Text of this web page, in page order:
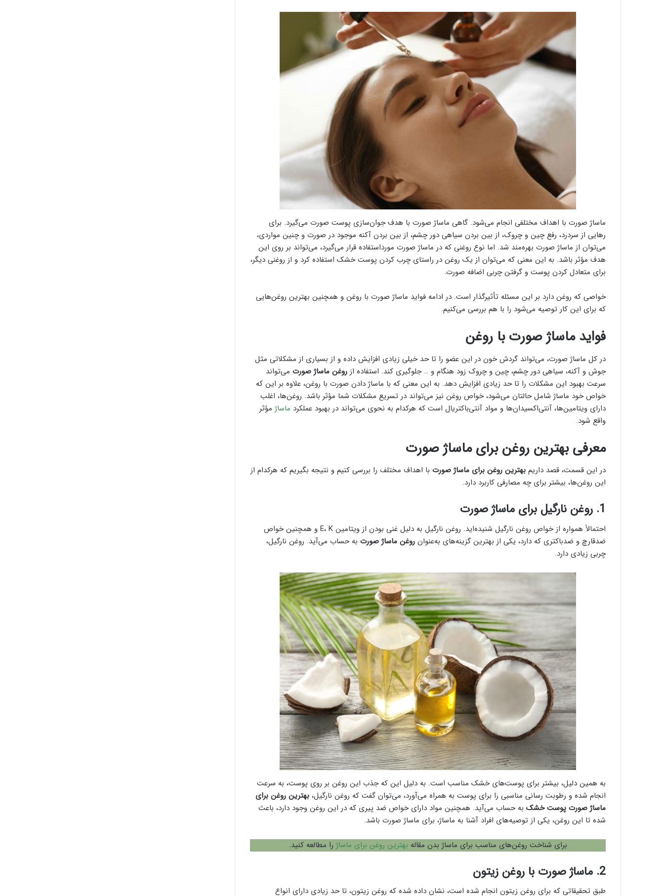
ماساژ صورت با اهداف مختلفی انجام می‌شود. گاهی ماساژ صورت با هدف جوان‌سازی پوست صورت می‌گیرد. برای
رهایی از سردرد، رفع چین و چروک، از بین بردن سیاهی دور چشم، از بین بردن آکنه موجود در صورت و چنین مواردی،
می‌توان از ماساژ صورت بهره‌مند شد. اما نوع روغنی که در ماساژ صورت مورداستفاده قرار می‌گیرد، می‌‌تواند بر روی این
هدف مؤثر باشد. به این معنی که می‌توان از یک روغن در راستای چرب کردن پوست خشک استفاده کرد و از روغنی دیگر،
برای متعادل کردن پوست و گرفتن چربی اضافه صورت.
خواصی که روغن دارد بر این مسئله تأثیرگذار است. در ادامه فواید ماساژ صورت با روغن و همچنین بهترین روغن‌هایی
که برای این کار توصیه می‌شود را با هم بررسی می‌کنیم.
فواید ماساژ صورت با روغن
در کل ماساژ صورت، می‌تواند گردش خون در این عضو را تا حد خیلی زیادی افزایش داده و از بسیاری از مشکلاتی مثل
جوش و آکنه، سیاهی دور چشم، چین و چروک زود هنگام و … جلوگیری کند. استفاده از روغن ماساژ صورت می‌تواند
سرعت بهبود این مشکلات را تا حد زیادی افزایش دهد. به این معنی که با ماساژ دادن صورت با روغن، علاوه بر این که
خواص خود ماساژ شامل حالتان می‌شود، خواص روغن نیز می‌تواند در تسریع مشکلات شما مؤثر باشد. روغن‌ها، اغلب
دارای ویتامین‌ها، آنتی‌اکسیدان‌ها و مواد آنتی‌باکتریال است که هرکدام به نحوی می‌تواند در بهبود عملکرد ماساژ مؤثر
واقع شود.
معرفی بهترین روغن برای ماساژ صورت
در این قسمت، قصد داریم بهترین روغن برای ماساژ صورت با اهداف مختلف را بررسی کنیم و نتیجه بگیریم که هرکدام از
این روغن‌ها، بیشتر برای چه مصارفی کاربرد دارد.
1. روغن نارگیل برای ماساژ صورت
احتمالاً همواره از خواص روغن نارگیل شنیده‌اید. روغن نارگیل به دلیل غنی بودن از ویتامین E، K و همچنین خواص
ضدقارچ و ضدباکتری که دارد، یکی از بهترین گزینه‌های به‌عنوان روغن ماساژ صورت به حساب می‌آید. روغن نارگیل،
چربی زیادی دارد.
به همین دلیل، بیشتر برای پوست‌های خشک مناسب است. به دلیل این که جذب این روغن بر روی پوست، به سرعت
انجام شده و رطوبت رسانی مناسبی را برای پوست به همراه می‌آورد، می‌توان گفت که روغن نارگیل، بهترین روغن برای
ماساژ صورت پوست خشک به حساب می‌آید. همچنین مواد دارای خواص ضد پیری که در این روغن وجود دارد، باعث
شده تا این روغن، یکی از توصیه‌های افراد آشنا به ماساژ، برای ماساژ صورت باشد.
برای شناخت روغن‌های مناسب برای ماساژ بدن مقاله بهترین روغن برای ماساژ را مطالعه کنید.
2. ماساژ صورت با روغن زیتون
طبق تحقیقاتی که برای روغن زیتون انجام شده است، نشان داده شده که روغن زیتون، تا حد زیادی دارای انواع